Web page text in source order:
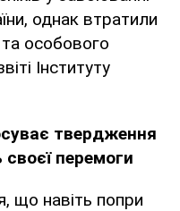
однак втратили
та особового
Інституту
твердження
перемоги
що навіть попри